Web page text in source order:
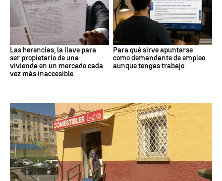
Las herencias, la llave para
ser propietario de una
vivienda en un mercado cada
vez más inaccesible
Para qué sirve apuntarse
como demandante de empleo
aunque tengas trabajo